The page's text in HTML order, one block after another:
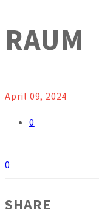
RAUM
April 09, 2024
0
0
SHARE